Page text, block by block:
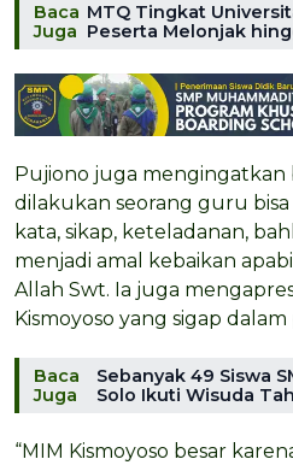
Baca
Juga
MTQ Tingkat
Peserta Melonjak
Pujiono juga mengingatkan
dilakukan seorang guru
kata, sikap, keteladanan,
menjadi amal kebaikan
Allah Swt. Ia juga
Kismoyoso yang sigap
Baca
Juga
Sebanyak 49 Siswa
Solo Ikuti Wisuda
“MIM Kismoyoso besar